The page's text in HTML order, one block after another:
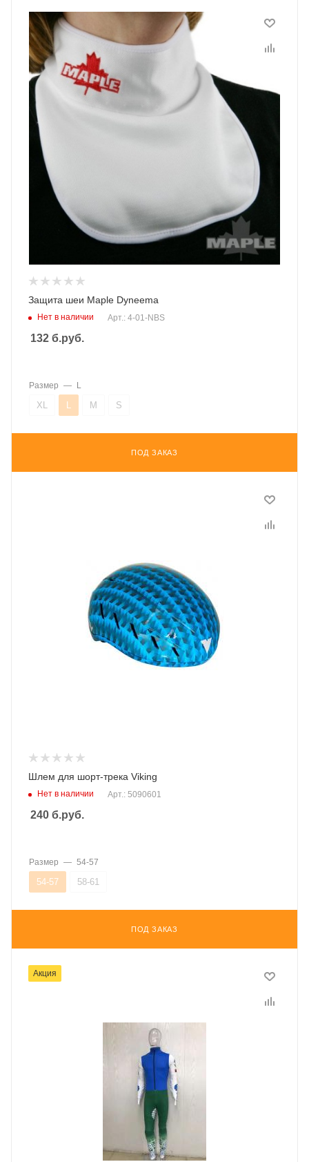
Защита шеи Maple Dyneema
Нет в наличии Арт.: 4-01-NBS
132 б.руб.
ПОД ЗАКАЗ
Размер — L
XL L M S
Шлем для шорт-трека Viking
Нет в наличии Арт.: 5090601
240 б.руб.
ПОД ЗАКАЗ
Размер — 54-57
54-57 58-61
Акция